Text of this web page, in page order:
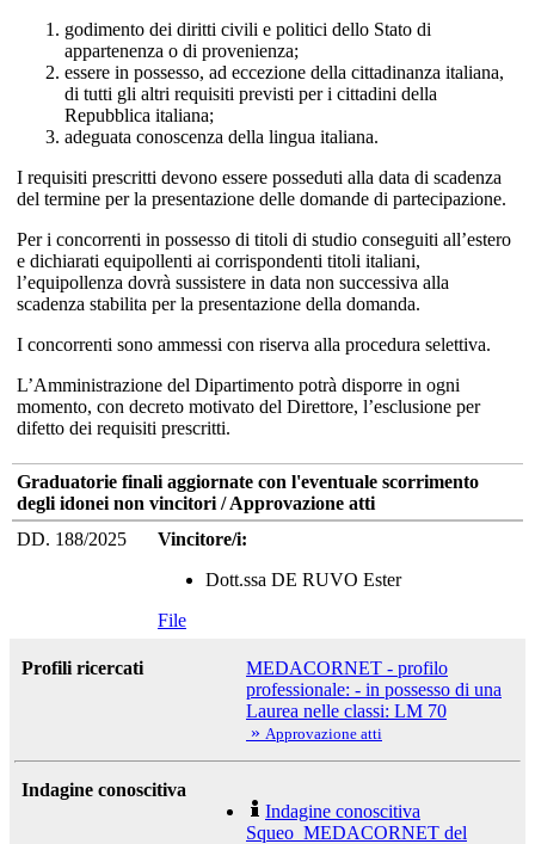
godimento dei diritti civili e politici dello Stato di
appartenenza o di provenienza;
essere in possesso, ad eccezione della cittadinanza italiana,
di tutti gli altri requisiti previsti per i cittadini della
Repubblica italiana;
adeguata conoscenza della lingua italiana.
I requisiti prescritti devono essere posseduti alla data di scadenza
del termine per la presentazione delle domande di partecipazione.
Per i concorrenti in possesso di titoli di studio conseguiti all’estero
e dichiarati equipollenti ai corrispondenti titoli italiani,
l’equipollenza dovrà sussistere in data non successiva alla
scadenza stabilita per la presentazione della domanda.
I concorrenti sono ammessi con riserva alla procedura selettiva.
L’Amministrazione del Dipartimento potrà disporre in ogni
momento, con decreto motivato del Direttore, l’esclusione per
difetto dei requisiti prescritti.
Graduatorie finali aggiornate con l'eventuale scorrimento
degli idonei non vincitori / Approvazione atti
DD. 188/2025
Vincitore/i:
Dott.ssa DE RUVO Ester
File
Profili ricercati
MEDACORNET - profilo
professionale: - in possesso di una
Laurea nelle classi: LM 70
» Approvazione atti
Indagine conoscitiva
Indagine conoscitiva
Squeo_MEDACORNET del